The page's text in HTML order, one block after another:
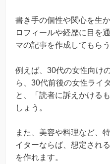
書き手の個性や関心を生
ロフィールや経歴に目を
マの記事を作成してもら
例えば、30代の女性向け
ら、30代前後の女性ライ
と、「読者に訴えかける
しょう。
また、美容や料理など、
イターならば、想定され
を作れます。